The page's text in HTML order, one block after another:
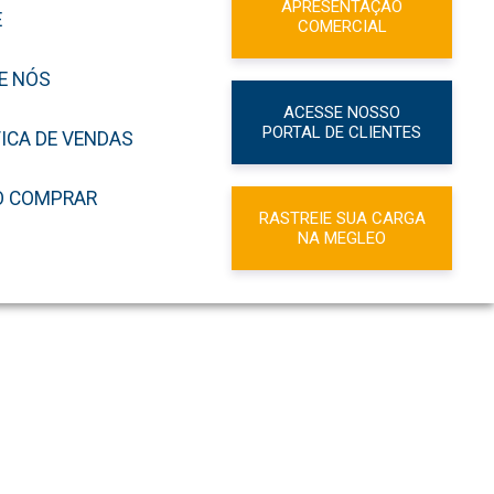
NÓS
DE VENDAS
COMPRAR
APRESENTAÇÃO
COMERCIAL
ACESSE NOSSO
PORTAL DE CLIENTES
RASTREIE SUA CARGA
NA MEGLEO